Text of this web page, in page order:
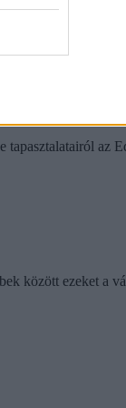
is előtérbe
György
a szabály
az
között ezeket a